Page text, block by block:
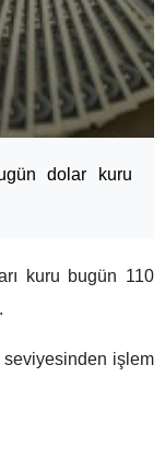
dolar kuru
kuru bugün 110
seviyesinden işlem